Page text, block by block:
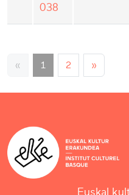
038
« 1 2 »
Euskal